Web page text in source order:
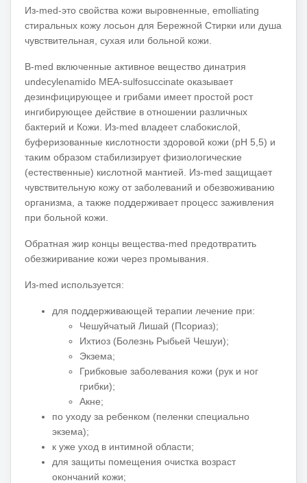
Из-med-это свойства кожи выровненные, emolliating
стиральных кожу лосьон для Бережной Стирки или душа
чувствительная, сухая или больной кожи.
В-med включенные активное вещество динатрия
undecylenamido MEA-sulfosuccinate оказывает
дезинфицирующее и грибами имеет простой рост
ингибирующее действие в отношении различных
бактерий и Кожи. Из-med владеет слабокислой,
буферизованные кислотности здоровой кожи (pH 5,5) и
таким образом стабилизирует физиологические
(естественные) кислотной мантией. Из-med защищает
чувствительную кожу от заболеваний и обезвоживанию
организма, а также поддерживает процесс заживления
при больной кожи.
Обратная жир концы вещества-med предотвратить
обезжиривание кожи через промывания.
Из-med используется:
для поддерживающей терапии лечение при:
Чешуйчатый Лишай (Псориаз);
Ихтиоз (Болезнь Рыбьей Чешуи);
Экзема;
Грибковые заболевания кожи (рук и ног
грибки);
Акне;
по уходу за ребенком (пеленки специально
экзема);
к уже уход в интимной области;
для защиты помещения очистка возраст
окончаний кожи;